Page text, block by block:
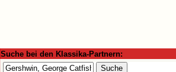
Suche bei den Klassika-Partnern: